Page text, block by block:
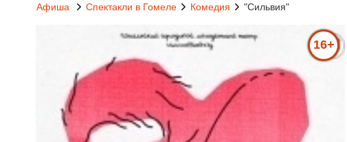
Афиша Спектакли в Гомеле Комедия "Сильвия"
16+